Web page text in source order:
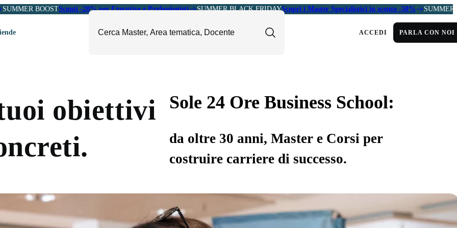
SUMMER BOOSTSconti -20% per Executive e Professionisti SUMMER BLACK FRIDAYScopri i Master Specialistici in sconto -50% SUMMER
e Soft Skills
Sales e Export
e Pharma
Fashion e Luxury
Arte, Cultura e Sport
ACCEDI PARLA CON NOI
obiettivi
Sole 24 Ore Business School:
da oltre 30 anni, Master e Corsi per
costruire carriere di successo.